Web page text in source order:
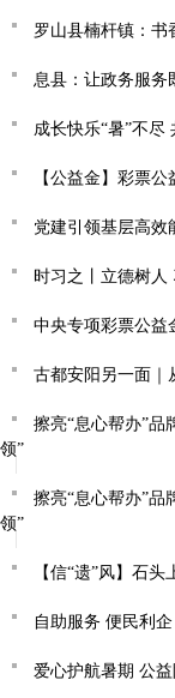
罗山县楠杆镇：书
息县：让政务服务
成长快乐“暑”不尽
【公益金】彩票
党建引领基层高效
时习之丨立德树人
中央专项彩票公益
古都安阳另一面｜
擦亮“息心帮办”品
领”
擦亮“息心帮办”品
领”
【信“遗”风】石头
自助服务 便民利企
爱心护航暑期 公